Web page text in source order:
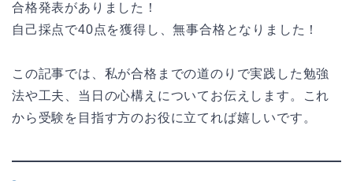
合格発表がありました！
自己採点で40点を獲得し、無事合格となりました！
この記事では、私が合格までの道のりで実践した勉強
法や工夫、当日の心構えについてお伝えします。これ
から受験を目指す方のお役に立てれば嬉しいです。